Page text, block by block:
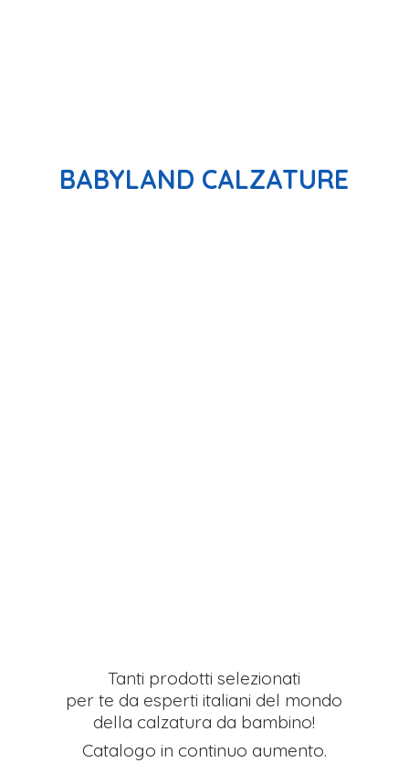
BABYLAND CALZATURE
Tanti prodotti selezionati
per te da esperti italiani del mondo
della calzatura da bambino!
Catalogo in continuo aumento.